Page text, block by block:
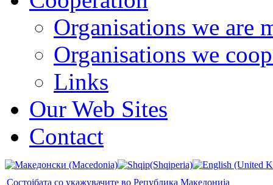
Organisations we are
Organisations we
Links
Our Web Sites
Contact
Состојбата со укажувачите во Република Македонија